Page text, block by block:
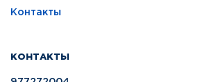
Контакты
КОНТАКТЫ